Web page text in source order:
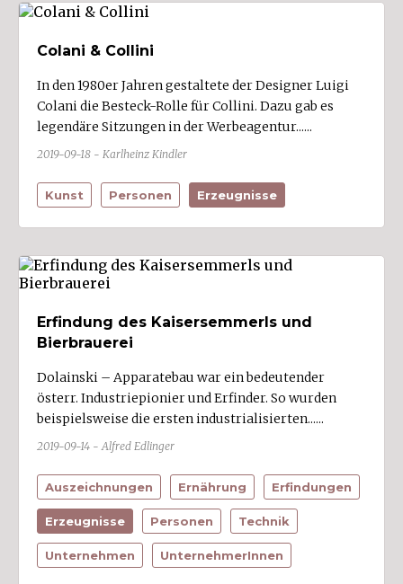
Colani & Collini
In den 1980er Jahren gestaltete der Designer Luigi
Colani die Besteck-Rolle für Collini. Dazu gab es
legendäre Sitzungen in der Werbeagentur......
2019-09-18 - Karlheinz Kindler
Kunst Personen Erzeugnisse
Erfindung des Kaisersemmerls und
Bierbrauerei
Dolainski – Apparatebau war ein bedeutender
österr. Industriepionier und Erfinder. So wurden
beispielsweise die ersten industrialisierten......
2019-09-14 - Alfred Edlinger
Auszeichnungen Ernährung Erfindungen
Erzeugnisse Personen Technik
Unternehmen UnternehmerInnen